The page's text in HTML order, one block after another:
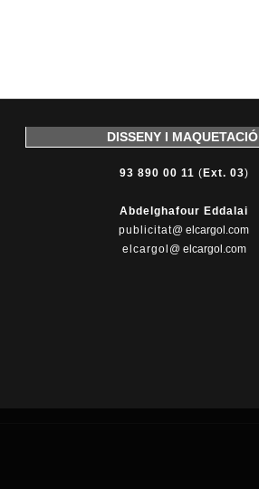
DISSENY I MAQUETACIÓ
93 890 00 11 ( Ext. 03)
Abdelghafour Eddalai
publicitat@ elcargol.com
elcargol @ elcargol.com